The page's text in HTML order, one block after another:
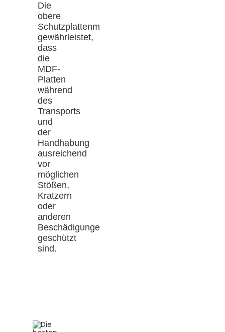
Die
obere
Schutzplattenmaschine
gewährleistet,
dass
die
MDF-
Platten
während
des
Transports
und
der
Handhabung
ausreichend
vor
möglichen
Stößen,
Kratzern
oder
anderen
Beschädigungen
geschützt
sind.